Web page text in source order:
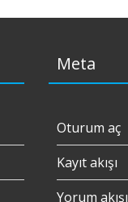
Meta
Oturum aç
Kayıt akışı
Yorum akışı